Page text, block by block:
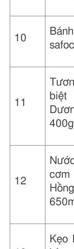
10
11
biệt
400g
12
cơm
Kẹo